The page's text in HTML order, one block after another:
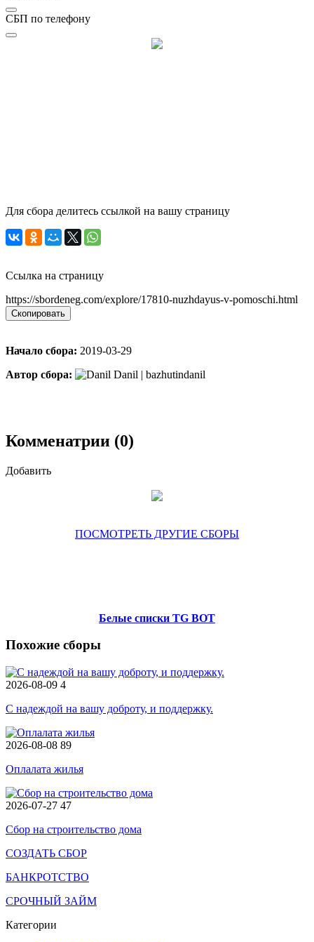
СБП по телефону
Для сбора делитесь ссылкой на вашу страницу
Ссылка на страницу
https://sbordeneg.com/explore/17810-nuzhdayus-v-pomoschi.html
Скопировать
Начало сбора: 2019-03-29
Автор сбора:
Danil | bazhutindanil
Комменатрии (0)
Добавить
ПОСМОТРЕТЬ ДРУГИЕ СБОРЫ
Белые списки TG BOT
Похожие сборы
2026-08-09 4
С надеждой на вашу доброту, и поддержку.
2026-08-08 89
Оплалата жилья
2026-07-27 47
Сбор на строительство дома
СОЗДАТЬ СБОР
БАНКРОТСТВО
СРОЧНЫЙ ЗАЙМ
Категории